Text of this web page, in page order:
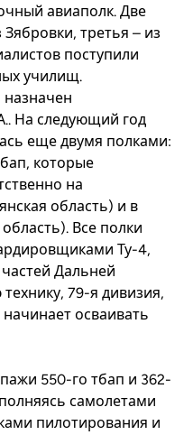
авиаполк. Две
третья – из
поступили
училищ.
На следующий год
еще двумя полками:
которые
на
область) и в
Все полки
Ту-4,
Дальней
79-я дивизия,
осваивать
550-го тбап и 362-
самолетами
пилотирования и